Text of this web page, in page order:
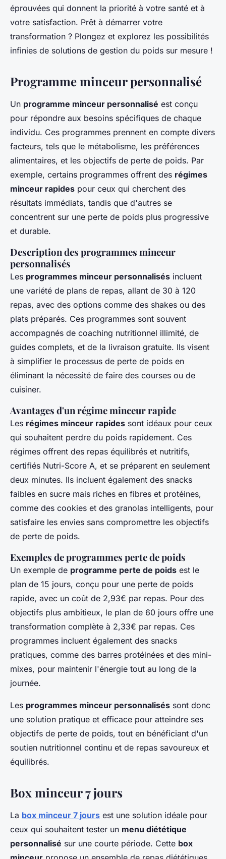
éprouvées qui donnent la priorité à votre santé et à
votre satisfaction. Prêt à démarrer votre
transformation ? Plongez et explorez les possibilités
infinies de solutions de gestion du poids sur mesure !
Programme minceur personnalisé
Un programme minceur personnalisé est conçu
pour répondre aux besoins spécifiques de chaque
individu. Ces programmes prennent en compte divers
facteurs, tels que le métabolisme, les préférences
alimentaires, et les objectifs de perte de poids. Par
exemple, certains programmes offrent des régimes
minceur rapides pour ceux qui cherchent des
résultats immédiats, tandis que d'autres se
concentrent sur une perte de poids plus progressive
et durable.
Description des programmes minceur
personnalisés
Les programmes minceur personnalisés incluent
une variété de plans de repas, allant de 30 à 120
repas, avec des options comme des shakes ou des
plats préparés. Ces programmes sont souvent
accompagnés de coaching nutritionnel illimité, de
guides complets, et de la livraison gratuite. Ils visent
à simplifier le processus de perte de poids en
éliminant la nécessité de faire des courses ou de
cuisiner.
Avantages d'un régime minceur rapide
Les régimes minceur rapides sont idéaux pour ceux
qui souhaitent perdre du poids rapidement. Ces
régimes offrent des repas équilibrés et nutritifs,
certifiés Nutri-Score A, et se préparent en seulement
deux minutes. Ils incluent également des snacks
faibles en sucre mais riches en fibres et protéines,
comme des cookies et des granolas intelligents, pour
satisfaire les envies sans compromettre les objectifs
de perte de poids.
Exemples de programmes perte de poids
Un exemple de programme perte de poids est le
plan de 15 jours, conçu pour une perte de poids
rapide, avec un coût de 2,93€ par repas. Pour des
objectifs plus ambitieux, le plan de 60 jours offre une
transformation complète à 2,33€ par repas. Ces
programmes incluent également des snacks
pratiques, comme des barres protéinées et des mini-
mixes, pour maintenir l'énergie tout au long de la
journée.
Les programmes minceur personnalisés sont donc
une solution pratique et efficace pour atteindre ses
objectifs de perte de poids, tout en bénéficiant d'un
soutien nutritionnel continu et de repas savoureux et
équilibrés.
Box minceur 7 jours
La box minceur 7 jours est une solution idéale pour
ceux qui souhaitent tester un menu diététique
personnalisé sur une courte période. Cette box